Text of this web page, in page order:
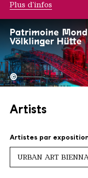
Artists
©
Artists
Artistes par
Plus d'infos